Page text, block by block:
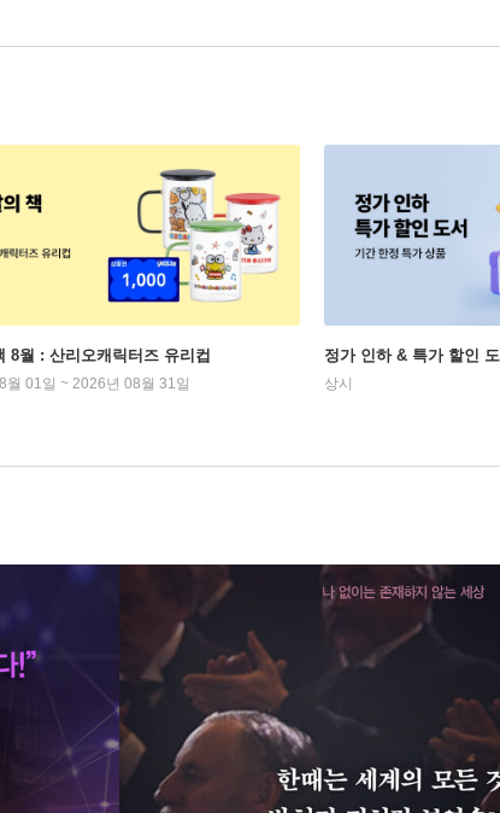
8월 : 산리오캐릭터즈 유리컵
월 01일 ~ 2026년 08월 31일
정가 인하 & 특가 할인
상시